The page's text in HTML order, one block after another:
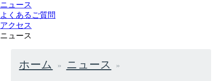
ニュース
よくあるご質問
アクセス
ニュース
ホーム
ニュース